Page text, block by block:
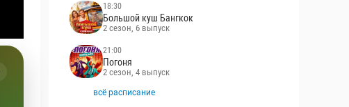
18:30
Большой куш Бангкок
2 сезон, 6 выпуск
21:00
Погоня
2 сезон, 4 выпуск
всё расписание